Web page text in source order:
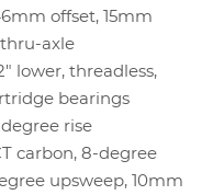
offset, 15mm
axle
lower, threadless,
bearings
rise
carbon, 8-degree
upsweep, 10mm